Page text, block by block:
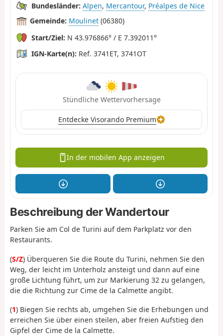
Bundesländer: Alpen, Mercantour, Préalpes de Nice
Gemeinde: Moulinet (06380)
Start/Ziel: N 43.976866° / E 7.392011°
IGN-Karte(n): Ref. 3741ET, 3741OT
Stündliche Wettervorhersage
Entdecke Visorando Premium
In der mobilen App anzeigen
Beschreibung der Wandertour
Parken Sie am Col de Turini auf dem Parkplatz vor den
Restaurants.
(S/Z) Überqueren Sie die Route du Turini, nehmen Sie den
Weg, der leicht im Unterholz ansteigt und dann auf eine
große Lichtung führt, um zur Markierung 32 zu gelangen,
die die Richtung zur Cime de la Calmette angibt.
(1) Biegen Sie rechts ab, umgehen Sie die Erhebungen und
erreichen Sie über einen steilen, aber freien Aufstieg den
Gipfel der Cime de la Calmette.